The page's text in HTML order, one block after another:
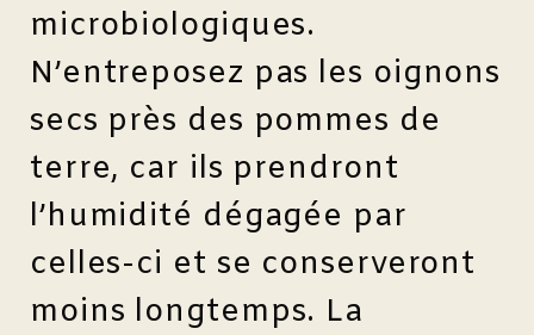
microbiologiques.
N’entreposez pas les oignons
secs près des pommes de
terre, car ils prendront
l’humidité dégagée par
celles-ci et se conserveront
moins longtemps. La